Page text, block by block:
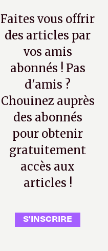
Faites vous offrir
des articles par
vos amis
abonnés ! Pas
d'amis ?
Chouinez auprès
des abonnés
pour obtenir
gratuitement
accès aux
articles !
S'INSCRIRE